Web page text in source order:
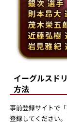
イーグルスド
方法
事前登録サイトで
登録してください。